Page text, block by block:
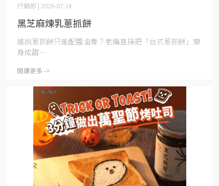
黑芝麻煉乳蔥抓餅
行銷部 | 2026-07-24
誰說蔥抓餅只能配醬油膏？老編直接把「台式蔥抓餅」變
身成甜⋯
閱讀更多 ->